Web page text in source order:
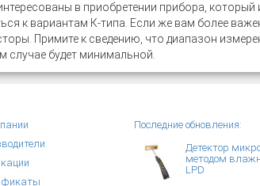
в приобретении прибора, который
к вариантам К-типа. Если же вам более
Примите к сведению, что диапазон
случае будет минимальной.
Последние обновления:
Детектор
методом
LPD